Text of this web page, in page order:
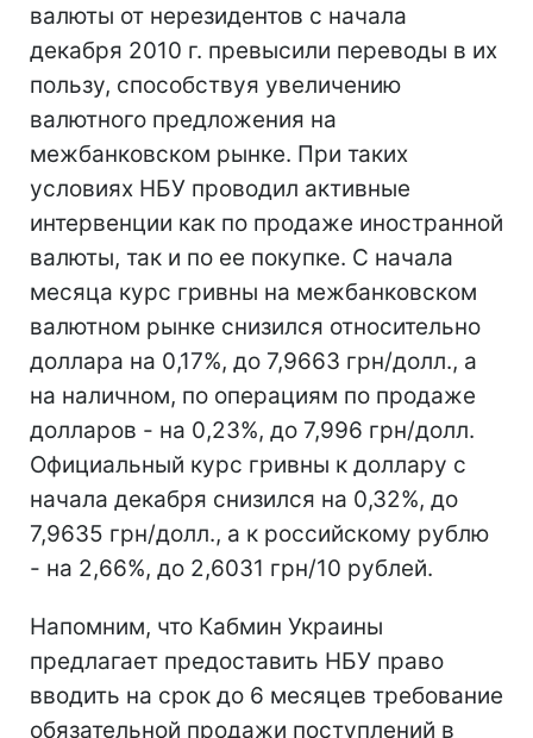
валюты от нерезидентов с начала
декабря 2010 г. превысили переводы в их
пользу, способствуя увеличению
валютного предложения на
межбанковском рынке. При таких
условиях НБУ проводил активные
интервенции как по продаже иностранной
валюты, так и по ее покупке. С начала
месяца курс гривны на межбанковском
валютном рынке снизился относительно
доллара на 0,17%, до 7,9663 грн/долл., а
на наличном, по операциям по продаже
долларов - на 0,23%, до 7,996 грн/долл.
Официальный курс гривны к доллару с
начала декабря снизился на 0,32%, до
7,9635 грн/долл., а к российскому рублю
- на 2,66%, до 2,6031 грн/10 рублей.
Напомним, что Кабмин Украины
предлагает предоставить НБУ право
вводить на срок до 6 месяцев требование
обязательной продажи поступлений в